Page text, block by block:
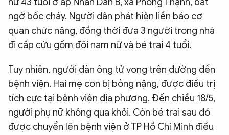
BẠN ĐỌC & CAND
ĐA PHƯƠNG TIỆN
Video Ảnh
Infographic
Chuyên trang An ninh thế giới
Văn nghệ Công an
Chuyên đề
ngờ bốc cháy. Người dân phát hiện liền báo cơ
quan chức năng, đồng thời đưa 3 người trong nhà
đi cấp cứu gồm đôi nam nữ và bé trai 4 tuổi.
Tuy nhiên, người đàn ông tử vong trên đường đến
bệnh viện. Hai mẹ con bị bỏng nặng, được điều trị
tích cực tại bệnh viện địa phương. Đến chiều 18/5,
người phụ nữ không qua khỏi. Còn bé trai sau đó
được chuyển lên bệnh viện ở TP Hồ Chí Minh điều